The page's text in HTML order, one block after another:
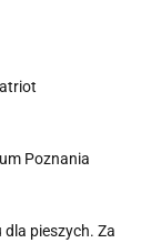
Poznania
pieszych. Za